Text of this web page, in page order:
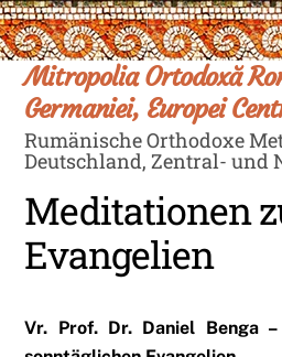
Skip
to
content
Mitropolia Ortodoxă
Germaniei, Europei
Rumänische Orthodoxe
Deutschland, Zentral- und
Meditationen
Evangelien
Vr. Prof. Dr. Daniel Benga